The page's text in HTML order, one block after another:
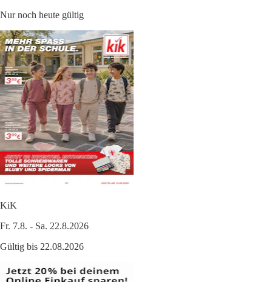
Nur noch heute gültig
KiK
Fr. 7.8. - Sa. 22.8.2026
Gültig bis 22.08.2026